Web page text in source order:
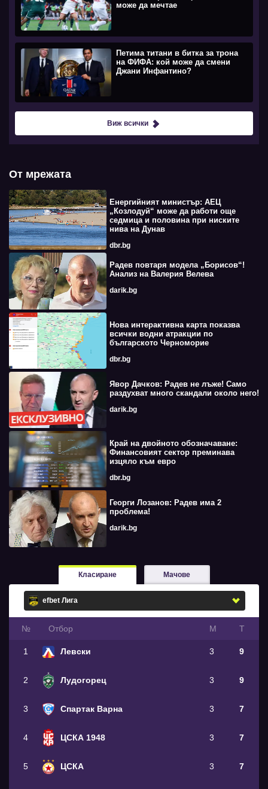
може да мечтае
Петима титани в битка за трона
на ФИФА: кой може да смени
Джани Инфантино?
Виж всички
От мрежата
Енергийният министър: АЕЦ
„Козлодуй“ може да работи още
седмица и половина при ниските
нива на Дунав
dbr.bg
Радев повтаря модела „Борисов“!
Анализ на Валерия Велева
darik.bg
Нова интерактивна карта показва
всички водни атракции по
българското Черноморие
dbr.bg
Явор Дачков: Радев не лъже! Само
раздухват много скандали около него!
darik.bg
Край на двойното обозначаване:
Финансовият сектор преминава
изцяло към евро
dbr.bg
Георги Лозанов: Радев има 2
проблема!
darik.bg
Класиране Мачове
№ Oтбор М Т
1 Левски 3 9
2 Лудогорец 3 9
3 Спартак Варна 3 7
4 ЦСКА 1948 3 7
5 ЦСКА 3 7